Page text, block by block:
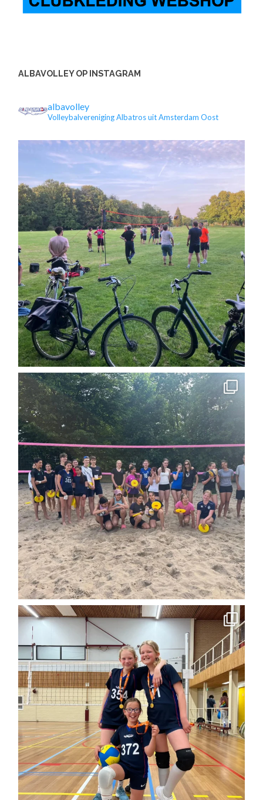
ALBAVOLLEY OP INSTAGRAM
albavolley
Volleybalvereniging Albatros uit Amsterdam Oost